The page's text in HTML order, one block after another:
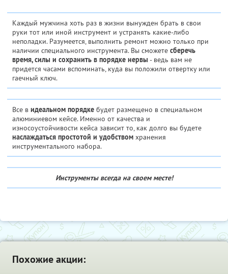
Каждый мужчина хоть раз в жизни вынужден брать в свои
руки тот или иной инструмент и устранять какие-либо
неполадки. Разумеется, выполнить ремонт можно только при
наличии специального инструмента. Вы сможете сберечь
время, силы и сохранить в порядке нервы - ведь вам не
придется часами вспоминать, куда вы положили отвертку или
гаечный ключ.
Все в идеальном порядке будет размещено в специальном
алюминиевом кейсе. Именно от качества и
износоустойчивости кейса зависит то, как долго вы будете
наслаждаться простотой и удобством хранения
инструментального набора.
Инструменты всегда на своем месте!
Похожие акции: